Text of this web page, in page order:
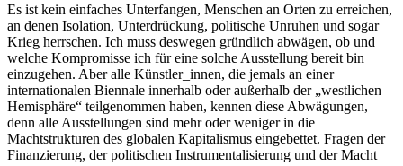
Es ist kein einfaches Unterfangen, Menschen an Orten zu erreichen,
an denen Isolation, Unterdrückung, politische Unruhen und sogar
Krieg herrschen. Ich muss deswegen gründlich abwägen, ob und
welche Kompromisse ich für eine solche Ausstellung bereit bin
einzugehen. Aber alle Künstler_innen, die jemals an einer
internationalen Biennale innerhalb oder außerhalb der „westlichen
Hemisphäre“ teilgenommen haben, kennen diese Abwägungen,
denn alle Ausstellungen sind mehr oder weniger in die
Machtstrukturen des globalen Kapitalismus eingebettet. Fragen der
Finanzierung, der politischen Instrumentalisierung und der Macht